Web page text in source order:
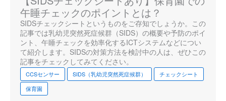
午睡チェックのポイントとは？
SIDSチェックシートというものをご存知でしょうか。この
記事では乳幼児突然死症候群（SIDS）の概要や予防のポイ
ント、午睡チェックを効率化するICTシステムなどについ
て紹介します。SIDSの対策方法を検討中の人は、ぜひこの
記事をチェックしてみてください。
CCSセンサー SIDS（乳幼児突然死症候群）
チェックシート
保育園